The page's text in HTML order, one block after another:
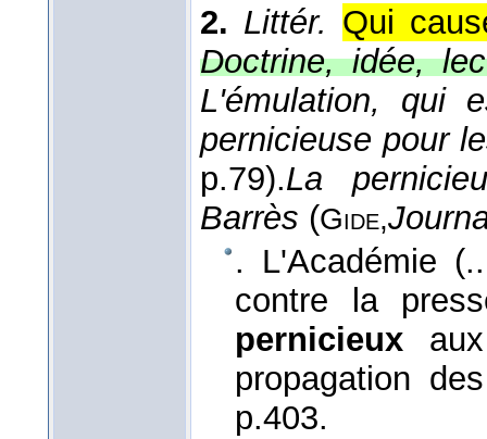
2. Littér. Qui
Doctrine, idée,
L'émulation, qui
pernicieuse pour
p.79).La
Barrès (Gide,
. L'Académie
contre la
pernicieux
propagation
p.403.